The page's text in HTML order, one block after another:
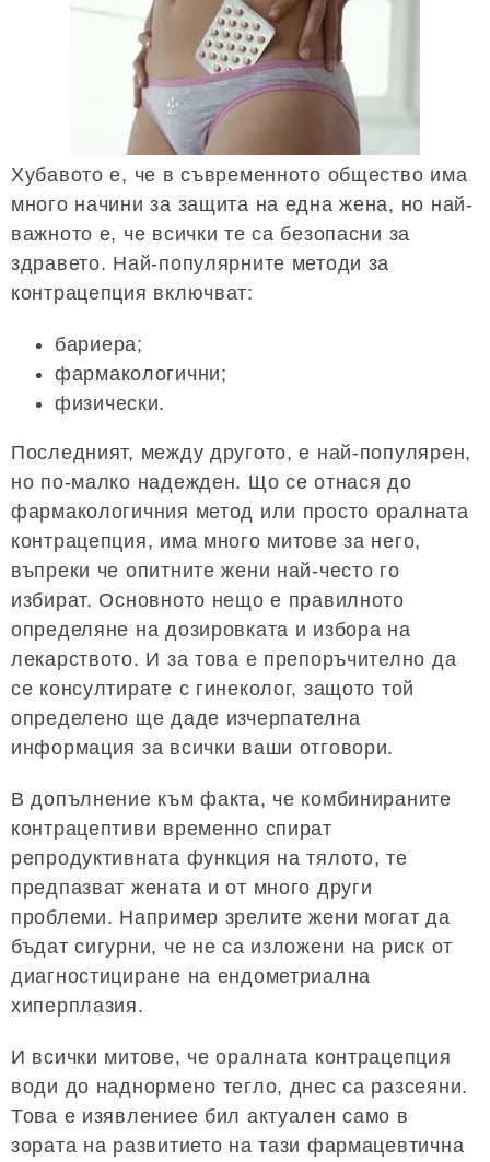
Хубавото е, че в съвременното общество има
много начини за защита на една жена, но най-
важното е, че всички те са безопасни за
здравето. Най-популярните методи за
контрацепция включват:
бариера;
фармакологични;
физически.
Последният, между другото, е най-популярен,
но по-малко надежден. Що се отнася до
фармакологичния метод или просто оралната
контрацепция, има много митове за него,
въпреки че опитните жени най-често го
избират. Основното нещо е правилното
определяне на дозировката и избора на
лекарството. И за това е препоръчително да
се консултирате с гинеколог, защото той
определено ще даде изчерпателна
информация за всички ваши отговори.
В допълнение към факта, че комбинираните
контрацептиви временно спират
репродуктивната функция на тялото, те
предпазват жената и от много други
проблеми. Например зрелите жени могат да
бъдат сигурни, че не са изложени на риск от
диагностициране на ендометриална
хиперплазия.
И всички митове, че оралната контрацепция
води до наднормено тегло, днес са разсеяни.
Това е изявлениее бил актуален само в
зората на развитието на тази фармацевтична